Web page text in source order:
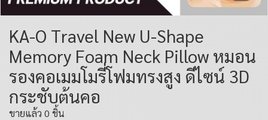
KA-O Travel New U-Shape
Memory Foam Neck Pillow หมอน
รองคอเมมโมรี่โฟมทรงสูง ดีไซน์ 3D
กระชับต้นคอ
ขายแล้ว 0 ชิ้น